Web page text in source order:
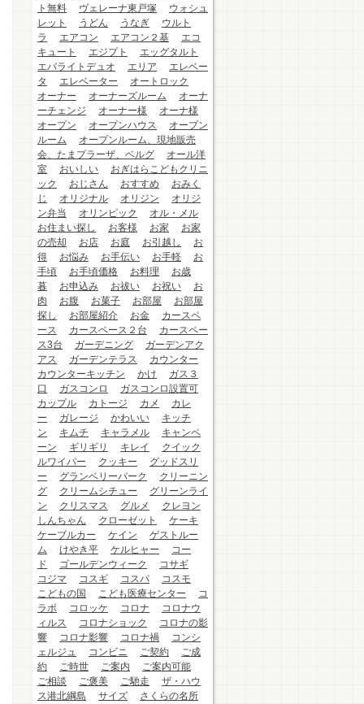
ト無料
ヴェレーナ東戸塚
ウォシュ
レット
うどん うなぎ
ウルト
ラ
エアコン エアコン２基
エコ
キュート
エジプト
エッグタルト
エバライトデュオ
エリア
エレベー
タ
エレベーター
オートロック
オーナー
オーナーズルーム
オーナ
ーチェンジ
オーナー様
オーナ様
オープン
オープンハウス
オープン
ルーム
オープンルーム、現地販売
会、たまプラーザ、ベルグ
オール洋
室
おいしい
おぎはらこどもクリニ
ック
おじさん おすすめ
おみく
じ
オリジナル オリジン
オリジ
ン弁当
オリンピック
オル・メル
お住まい探し
お客様 お家
お家
の売却
お店 お庭 お引越し
お
得
お悩み お手伝い お手軽
お
手頃
お手頃価格 お料理
お歳
暮
お申込み お祓い お祝い
お
肉
お腹 お菓子 お部屋
お部屋
探し
お部屋紹介 お金
カースペ
ース
カースペース２台
カースペー
ス3台
ガーデニング
ガーデンアク
アス
ガーデンテラス
カウンター
カウンターキッチン
かけ
ガス３
口
ガスコンロ
ガスコンロ設置可
カップル
カトージ カメ
カレ
ー
ガレージ かわいい
キッチ
ン
キムチ キャラメル
キャンペ
ーン
ギリギリ キレイ
クイック
ルワイパー
クッキー
グッドスリ
ー
グランベリーパーク
クリーニン
グ
クリームシチュー
グリーンライ
ン
クリスマス グルメ
クレヨン
しんちゃん
クローゼット
ケーキ
ケーブルカー
ケイン
ゲストルー
ム
けやき平 ケルヒャー
コー
ド
ゴールデンウィーク
コサギ
コジマ
コスギ コスパ
コスモ
こどもの国
こども医療センター
コ
ラボ
コロッケ コロナ
コロナウ
ィルス
コロナショック
コロナの影
響
コロナ影響 コロナ禍
コンシ
ェルジュ
コンビニ ご契約
ご成
約
ご時世 ご案内
ご案内可能
ご相談
ご褒美 ご馳走
ザ・ハウ
ス港北綱島
サイズ
さくらの名所